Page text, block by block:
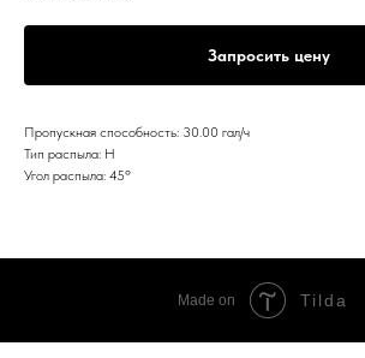
Запросить цену
Пропускная способность: 30.00 гал/ч
Тип распыла: H
Угол распыла: 45º
Made on Tilda